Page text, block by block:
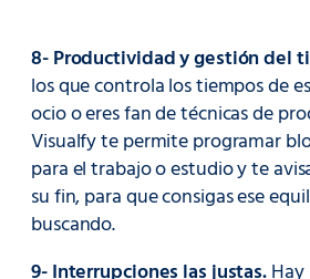
8- Productividad y gestión del
los que controla los tiempos de
ocio o eres fan de técnicas de
Visualfy te permite programar
para el trabajo o estudio y te
su fin, para que consigas ese
buscando.